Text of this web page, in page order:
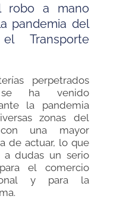
robo a mano
pandemia del
Transporte
perpetrados
ha venido
la pandemia
zonas del
una mayor
de actuar, lo que
a dudas un serio
el comercio
y para la